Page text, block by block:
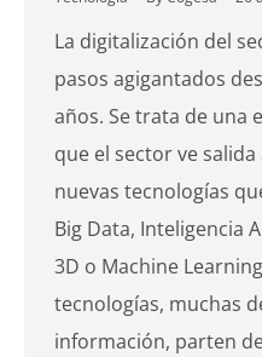
La digitalización del
pasos agigantados
años. Se trata de una
que el sector ve salida
nuevas tecnologías
Big Data, Inteligencia
3D o Machine
tecnologías, muchas
información, parten